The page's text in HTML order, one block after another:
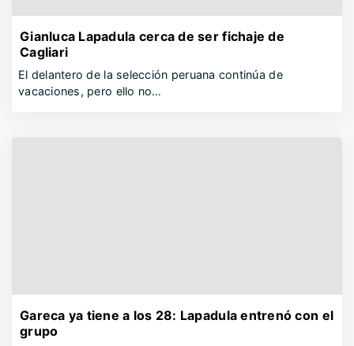
Gianluca Lapadula cerca de ser fichaje de
Cagliari
El delantero de la selección peruana continúa de
vacaciones, pero ello no…
Gareca ya tiene a los 28: Lapadula entrenó con el
grupo